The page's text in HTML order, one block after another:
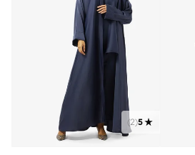
5
(
2
)